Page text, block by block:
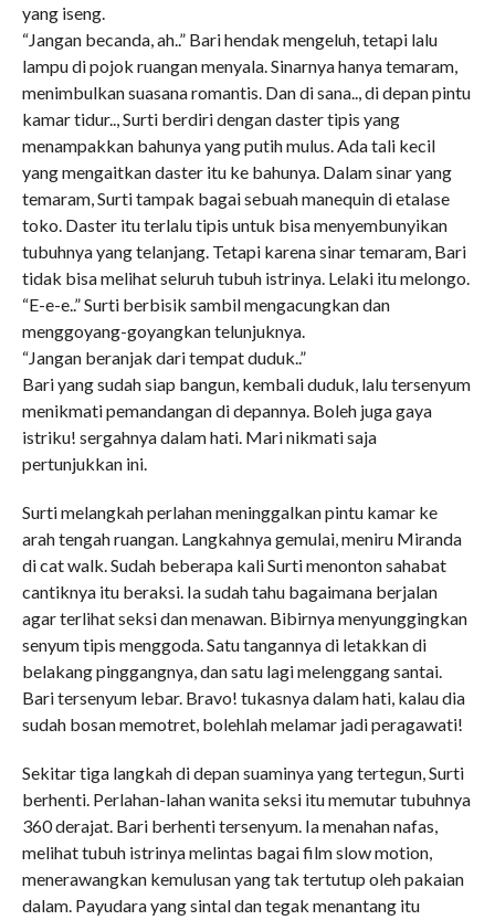
yang iseng.
“Jangan becanda, ah..” Bari hendak mengeluh, tetapi lalu
lampu di pojok ruangan menyala. Sinarnya hanya temaram,
menimbulkan suasana romantis. Dan di sana.., di depan pintu
kamar tidur.., Surti berdiri dengan daster tipis yang
menampakkan bahunya yang putih mulus. Ada tali kecil
yang mengaitkan daster itu ke bahunya. Dalam sinar yang
temaram, Surti tampak bagai sebuah manequin di etalase
toko. Daster itu terlalu tipis untuk bisa menyembunyikan
tubuhnya yang telanjang. Tetapi karena sinar temaram, Bari
tidak bisa melihat seluruh tubuh istrinya. Lelaki itu melongo.
“E-e-e..” Surti berbisik sambil mengacungkan dan
menggoyang-goyangkan telunjuknya.
“Jangan beranjak dari tempat duduk..”
Bari yang sudah siap bangun, kembali duduk, lalu tersenyum
menikmati pemandangan di depannya. Boleh juga gaya
istriku! sergahnya dalam hati. Mari nikmati saja
pertunjukkan ini.
Surti melangkah perlahan meninggalkan pintu kamar ke
arah tengah ruangan. Langkahnya gemulai, meniru Miranda
di cat walk. Sudah beberapa kali Surti menonton sahabat
cantiknya itu beraksi. Ia sudah tahu bagaimana berjalan
agar terlihat seksi dan menawan. Bibirnya menyunggingkan
senyum tipis menggoda. Satu tangannya di letakkan di
belakang pinggangnya, dan satu lagi melenggang santai.
Bari tersenyum lebar. Bravo! tukasnya dalam hati, kalau dia
sudah bosan memotret, bolehlah melamar jadi peragawati!
Sekitar tiga langkah di depan suaminya yang tertegun, Surti
berhenti. Perlahan-lahan wanita seksi itu memutar tubuhnya
360 derajat. Bari berhenti tersenyum. Ia menahan nafas,
melihat tubuh istrinya melintas bagai film slow motion,
menerawangkan kemulusan yang tak tertutup oleh pakaian
dalam. Payudara yang sintal dan tegak menantang itu